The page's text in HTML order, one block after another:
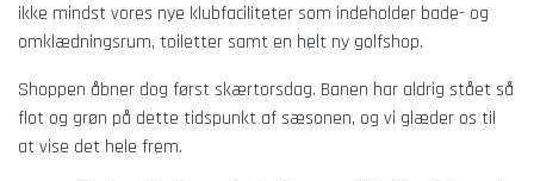
ikke mindst vores nye klubfaciliteter som indeholder bade- og
omklædningsrum, toiletter samt en helt ny golfshop.
Shoppen åbner dog først skærtorsdag. Banen har aldrig stået så
flot og grøn på dette tidspunkt af sæsonen, og vi glæder os til
at vise det hele frem.